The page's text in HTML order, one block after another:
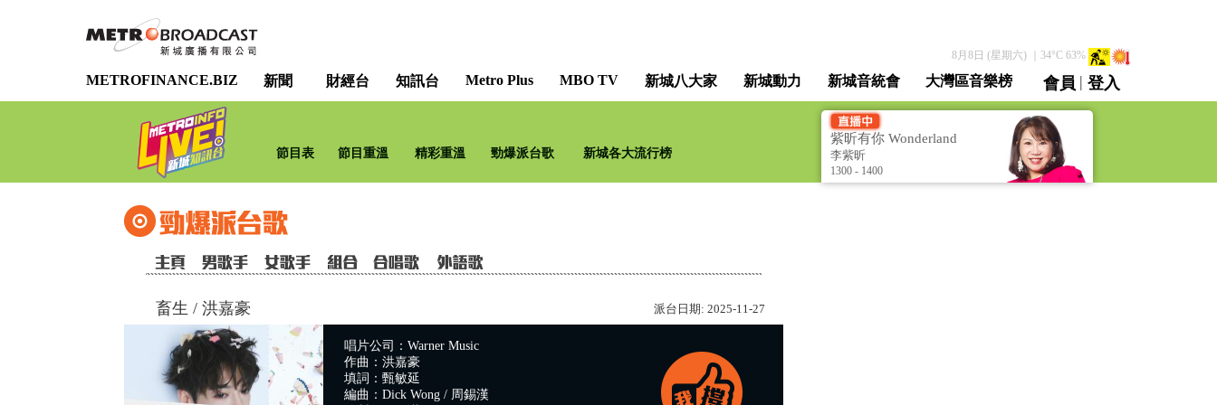
8月8日 (星期六)｜ 34°C 63%
METROFINANCE.BIZ 新聞 財經台 知訊台 Metro Plus MBO TV 新城八大家 新城動力 新城音統會 大灣區音樂榜 會員 | 登入
直播 / 重溫
節目表 節目重溫 精彩重溫 勁爆派台歌 新城各大流行榜
紫昕有你 Wonderland
[Purple's Wonderland]
李紫昕
1300 - 1400
畜生 / 洪嘉豪 派台日期: 2025-11-27
唱片公司：Warner Music
作曲：洪嘉豪
填詞：甄敏延
編曲：Dick Wong / 周錫漢